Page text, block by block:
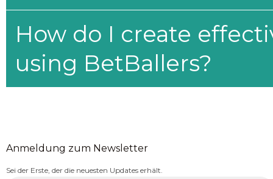
How do I create
using BetBallers?
Anmeldung zum Newsletter
Sei der Erste, der die neuesten Updates erhält.